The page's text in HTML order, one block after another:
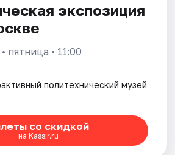
экспозиция
• пятница • 11:00
политехнический музей
со скидкой
на Kassir.ru